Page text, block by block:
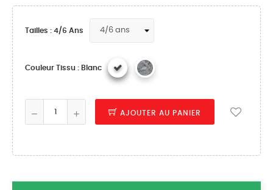
Tailles : 4/6 Ans
Couleur Tissu : Blanc
AJOUTER AU PANIER